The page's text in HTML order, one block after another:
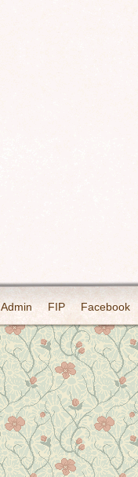
Admin FIP Facebook